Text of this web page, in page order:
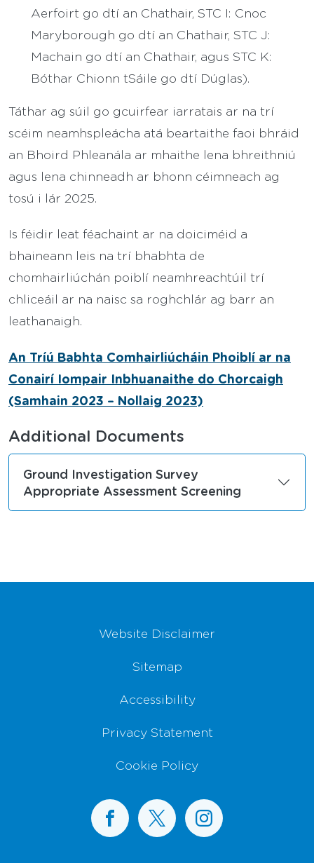
Aerfoirt go dtí an Chathair, STC I: Cnoc
Maryborough go dtí an Chathair, STC J:
Machain go dtí an Chathair, agus STC K:
Bóthar Chionn tSáile go dtí Dúglas).
Táthar ag súil go gcuirfear iarratais ar na trí
scéim neamhspleácha atá beartaithe faoi bhráid
an Bhoird Phleanála ar mhaithe lena bhreithniú
agus lena chinneadh ar bhonn céimneach ag
tosú i lár 2025.
Is féidir leat féachaint ar na doiciméid a
bhaineann leis na trí bhabhta de
chomhairliúchán poiblí neamhreachtúil trí
chliceáil ar na naisc sa roghchlár ag barr an
leathanaigh.
An Tríú Babhta Comhairliúcháin Phoiblí ar na
Conairí Iompair Inbhuanaithe do Chorcaigh
(Samhain 2023 – Nollaig 2023)
Additional Documents
Ground Investigation Survey
Appropriate Assessment Screening
Website Disclaimer
Sitemap
Accessibility
Privacy Statement
Cookie Policy
BusConnects on Facebook
BusConnects on X
BusConnects on